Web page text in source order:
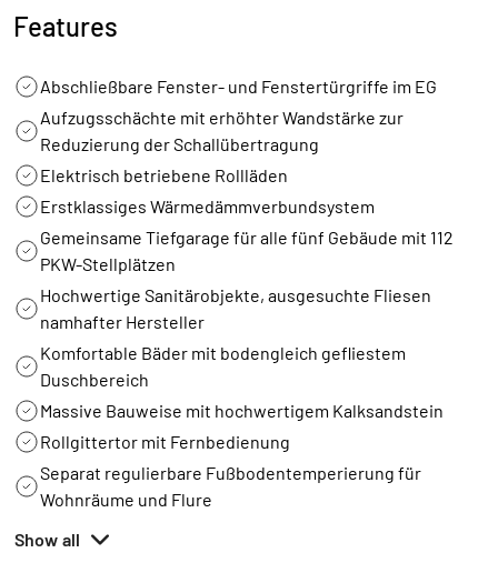
Features
Abschließbare Fenster- und Fenstertürgriffe im EG
Aufzugsschächte mit erhöhter Wandstärke zur
Reduzierung der Schallübertragung
Elektrisch betriebene Rollläden
Erstklassiges Wärmedämmverbundsystem
Gemeinsame Tiefgarage für alle fünf Gebäude mit 112
PKW-Stellplätzen
Hochwertige Sanitärobjekte, ausgesuchte Fliesen
namhafter Hersteller
Komfortable Bäder mit bodengleich gefliestem
Duschbereich
Massive Bauweise mit hochwertigem Kalksandstein
Rollgittertor mit Fernbedienung
Separat regulierbare Fußbodentemperierung für
Wohnräume und Flure
Show all